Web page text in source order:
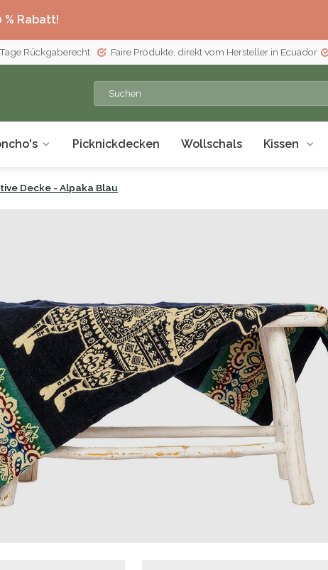
% Rabatt!
Rückgaberecht Faire Produkte, direkt vom Hersteller in Ecuador
Picknickdecken Wollschals Kissen
Decke - Alpaka Blau